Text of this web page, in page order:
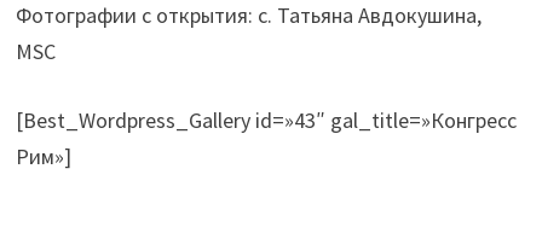
Фотографии с открытия: с. Татьяна Авдокушина,
MSC
[Best_Wordpress_Gallery id=»43″ gal_title=»Конгресс
Рим»]